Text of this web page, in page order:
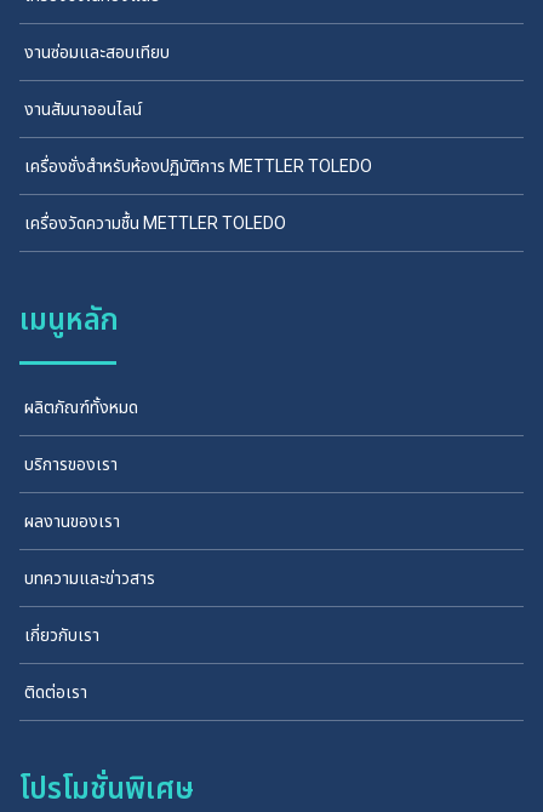
งานซ่อมและสอบเทียบ
งานสัมนาออนไลน์
เครื่องชั่งสำหรับห้องปฏิบัติการ METTLER TOLEDO
เครื่องวัดความชื้น METTLER TOLEDO
เมนูหลัก
ผลิตภัณฑ์ทั้งหมด
บริการของเรา
ผลงานของเรา
บทความและข่าวสาร
เกี่ยวกับเรา
ติดต่อเรา
โปรโมชั่นพิเศษ